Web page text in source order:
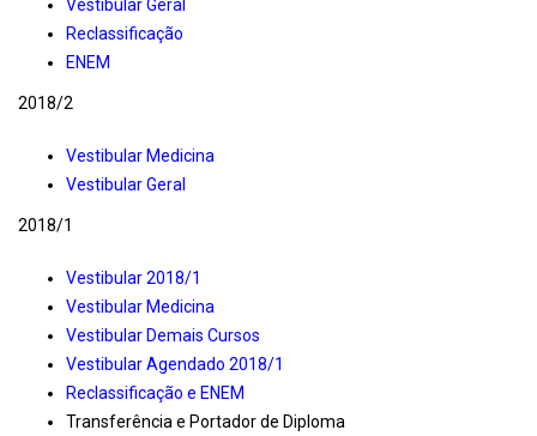
Vestibular Geral
Reclassificação
ENEM
2018/2
Vestibular Medicina
Vestibular Geral
2018/1
Vestibular 2018/1
Vestibular Medicina
Vestibular Demais Cursos
Vestibular Agendado 2018/1
Reclassificação e ENEM
Transferência e Portador de Diploma